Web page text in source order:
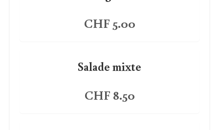
CHF 5.00
Salade mixte
CHF 8.50